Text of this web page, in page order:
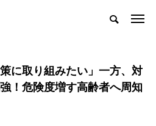
に取り組みたい」一方、対
！危険度増す高齢者へ周知